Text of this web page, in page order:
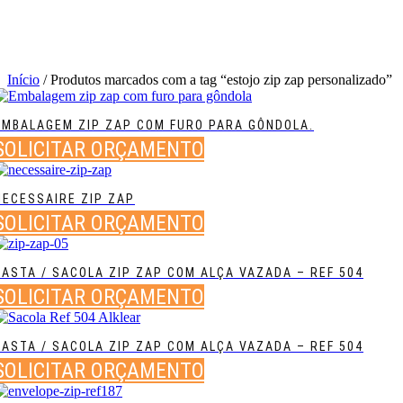
Início / Produtos marcados com a tag “estojo zip zap personalizado”
ZIP ZAP COM FURO PARA GÔNDOLA.
ORÇAMENTO
ZIP ZAP
ORÇAMENTO
/ SACOLA ZIP ZAP COM ALÇA VAZADA – REF 504
ORÇAMENTO
/ SACOLA ZIP ZAP COM ALÇA VAZADA – REF 504
ORÇAMENTO